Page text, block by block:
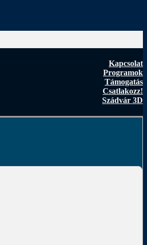
Kapcsolat
Programok
Támogatás
Csatlakozz!
Szádvár 3D